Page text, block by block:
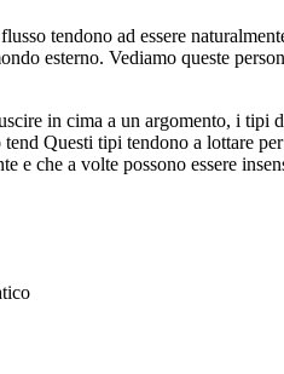
tendono ad essere
esterno. Vediamo queste
in cima a un argomento, i tipi
Questi tipi tendono a lottare
e che a volte possono essere